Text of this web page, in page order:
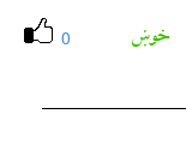
0 خوښ